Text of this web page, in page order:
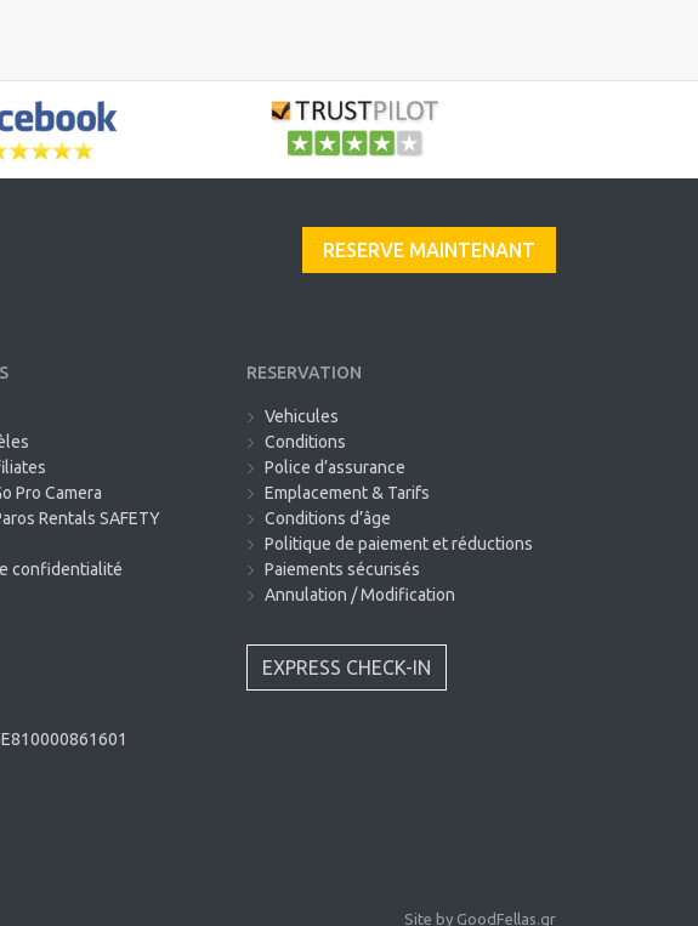
RESERVE MAINTENANT
Pro Camera
Rentals SAFETY
confidentialité
RESERVATION
Vehicules
Conditions
Police d’assurance
Emplacement & Tarifs
Conditions d’âge
Politique de paiement et réductions
Paiements sécurisés
Annulation / Modification
EXPRESS CHECK-IN
Site by GoodFellas.gr